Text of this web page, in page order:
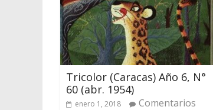
Tricolor (Caracas) Año 6, N°
60 (abr. 1954)
enero 1, 2018
Comentarios